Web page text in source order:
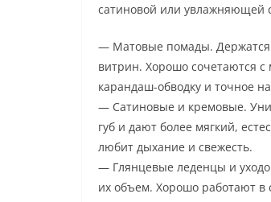
сатиновой или увлажняющей
— Матовые помады. Держатся
витрин. Хорошо сочетаются
карандаш-обводку и точное
— Сатиновые и кремовые.
губ и дают более мягкий,
любит дыхание и свежесть.
— Глянцевые леденцы и
их объем. Хорошо работают в